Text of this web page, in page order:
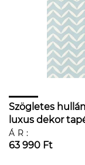
Szögletes
luxus dekor
ÁR:
63 990 Ft